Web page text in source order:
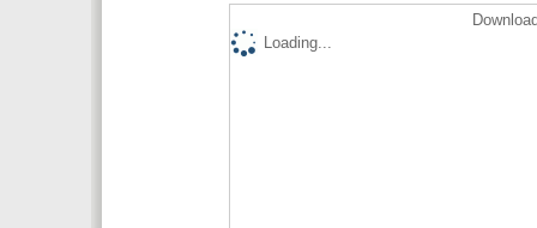
Loading...